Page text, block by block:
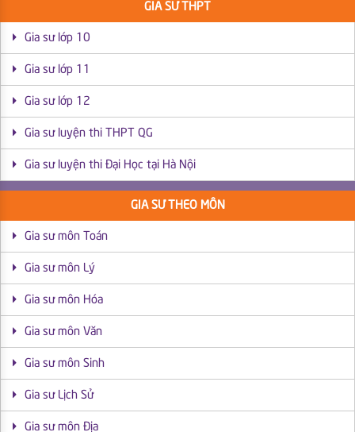
GIA SƯ THPT
Gia sư lớp 10
Gia sư lớp 11
Gia sư lớp 12
Gia sư luyện thi THPT QG
Gia sư luyện thi Đại Học tại Hà Nội
GIA SƯ THEO MÔN
Gia sư môn Toán
Gia sư môn Lý
Gia sư môn Hóa
Gia sư môn Văn
Gia sư môn Sinh
Gia sư Lịch Sử
Gia sư môn Địa